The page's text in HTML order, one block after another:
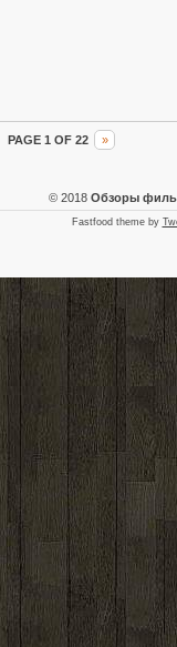
PAGE 1 OF 22 »
© 2018 Обзоры
Fastfood theme by